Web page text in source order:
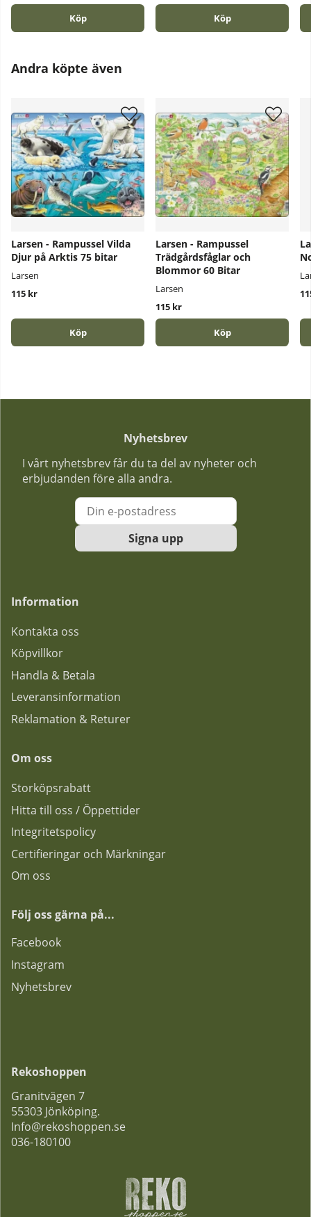
Köp Köp
Andra köpte även
Larsen - Rampussel Vilda
Djur på Arktis 75 bitar
Larsen
115 kr
Köp
Larsen - Rampussel
Trädgårdsfåglar och
Blommor 60 Bitar
Larsen
115 kr
Köp
Nyhetsbrev
I vårt nyhetsbrev får du ta del av nyheter och
erbjudanden före alla andra.
Signa upp
Information
Kontakta oss
Köpvillkor
Handla & Betala
Leveransinformation
Reklamation & Returer
Om oss
Storköpsrabatt
Hitta till oss / Öppettider
Integritetspolicy
Certifieringar och Märkningar
Om oss
Följ oss gärna på...
Facebook
Instagram
Nyhetsbrev
Rekoshoppen
Granitvägen 7
55303 Jönköping.
Info@rekoshoppen.se
036-180100